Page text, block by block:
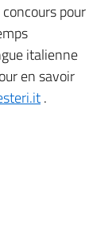
pour
italienne
en savoir
.